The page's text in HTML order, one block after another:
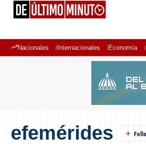
Nacionales Internacionales Economía
efemérides